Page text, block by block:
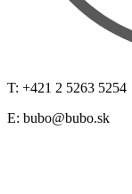
T: +421 2 5263 5254
E: bubo@bubo.sk